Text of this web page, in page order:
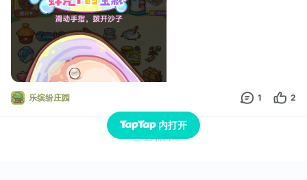
乐缤纷庄园 1 2
已经到底了
内打开